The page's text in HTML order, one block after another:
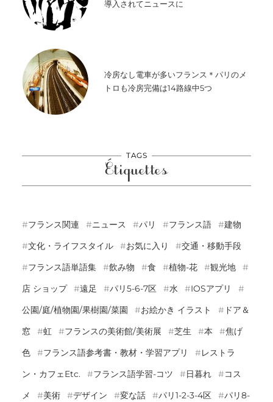
導入されてニュースに
冷房なし電車が多いフランス＊パリのメ
トロも冷房完備は14路線中5つ
TAGS
Étiquettes
フランス関連 ニュース パリ フランス語
建物
文化・ライフスタイル
お気に入り
交通・移動手段
フランス語単語集
飲み物 食 植物-花
観光地
店 ショップ
遠足 パリ5-6-7区 水
IOSアプリ
公園/庭/植物園/果樹園/菜園
お絵かき イラスト
ドア＆
窓
虹 フランスの美術館/美術展 芝生 本
焦げ
色
フランス語参考書・教材・学習アプリ
レストラ
ン・カフェetc.
フランス語学習-コツ 日暮れ
コス
メ
美術 デザイン 変な話 パリ1-2-3-4区
パリ8-